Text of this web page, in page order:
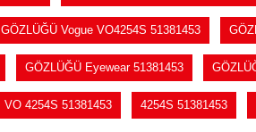
GÖZLÜĞÜ Vogue VO4254S 51381453
GÖZLÜĞÜ Eyewear 51381453
VO 4254S 51381453 4254S 51381453